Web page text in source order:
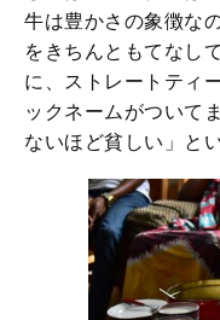
牛は豊かさの象徴な
をきちんともてなし
に、ストレートティ
ックネームがついて
ないほど貧しい」と